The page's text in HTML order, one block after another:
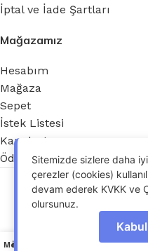
İptal ve İade Şartları
Mağazamız
Hesabım
Mağaza
Sepet
İstek Listesi
Karşılaştır
Ödeme
Jant Noktası 2026
YENİ 18′ 5X112
OdrinDigital
Menuİstek Listesi
Sitemizde sizlere daha
çerezler (cookies)
devam ederek KVKK ve
olursunuz.